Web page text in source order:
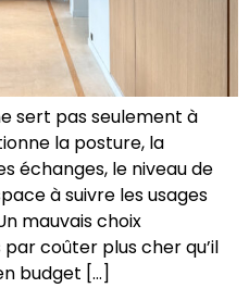
sert pas seulement à
la posture, la
échanges, le niveau de
à suivre les usages
mauvais choix
coûter plus cher qu’il
budget […]